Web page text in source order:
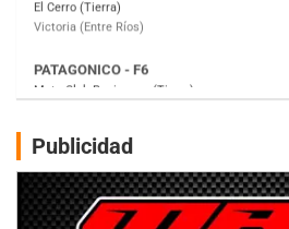
Gral. E. Godoy (Río Negro)
Juventud Unida (Tierra)
Humboldt (Santa Fe)
NORESTE SANTAFESINO - F6
Ciudad de Avellaneda (Asfalto)
Avellaneda (Santa Fe)
SUR SANTAFESINO - F4
Publicidad